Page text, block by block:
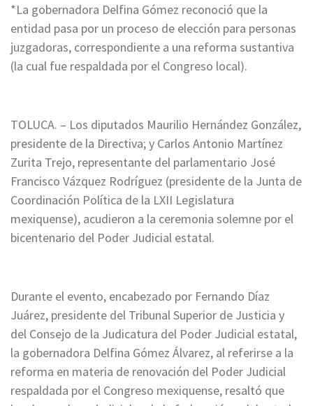
*La gobernadora Delfina Gómez reconoció que la
entidad pasa por un proceso de elección para personas
juzgadoras, correspondiente a una reforma sustantiva
(la cual fue respaldada por el Congreso local).
TOLUCA. – Los diputados Maurilio Hernández González,
presidente de la Directiva; y Carlos Antonio Martínez
Zurita Trejo, representante del parlamentario José
Francisco Vázquez Rodríguez (presidente de la Junta de
Coordinación Política de la LXII Legislatura
mexiquense), acudieron a la ceremonia solemne por el
bicentenario del Poder Judicial estatal.
Durante el evento, encabezado por Fernando Díaz
Juárez, presidente del Tribunal Superior de Justicia y
del Consejo de la Judicatura del Poder Judicial estatal,
la gobernadora Delfina Gómez Álvarez, al referirse a la
reforma en materia de renovación del Poder Judicial
respaldada por el Congreso mexiquense, resaltó que